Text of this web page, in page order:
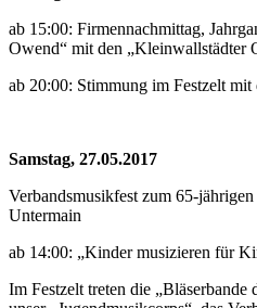
ab 15:00: Firmennachmittag,
Owend“ mit den „Kleinwallstädter
ab 20:00: Stimmung im Festzelt mit
Samstag, 27.05.2017
Verbandsmusikfest zum 65-
Untermain
ab 14:00: „Kinder musizieren für
Im Festzelt treten die „Bläserbande